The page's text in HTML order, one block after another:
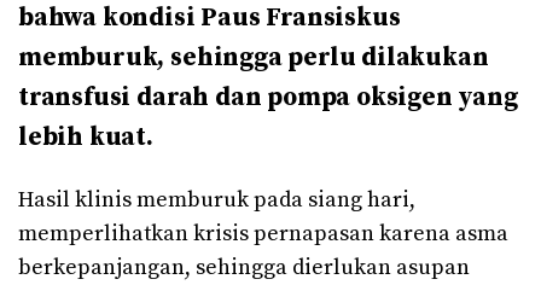
bahwa kondisi Paus Fransiskus
memburuk, sehingga perlu dilakukan
transfusi darah dan pompa oksigen yang
lebih kuat.
Hasil klinis memburuk pada siang hari,
memperlihatkan krisis pernapasan karena asma
berkepanjangan, sehingga dierlukan asupan